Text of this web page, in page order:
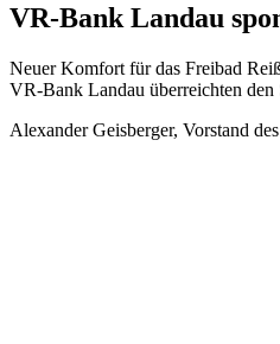
VR-Bank Landau
Neuer Komfort für das Freibad
VR-Bank Landau überreichten den
Alexander Geisberger, Vorstand